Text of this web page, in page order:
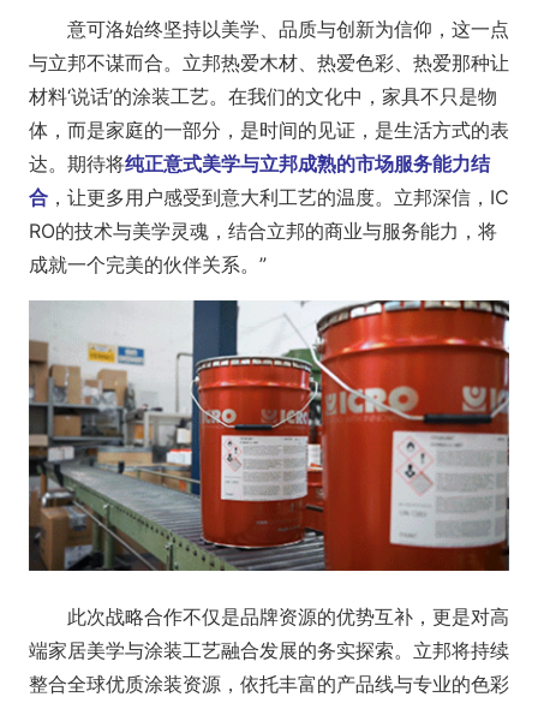
意可洛始终坚持以美学、品质与创新为信仰，这一点
与立邦不谋而合。立邦热爱木材、热爱色彩、热爱那种让
材料‘说话’的涂装工艺。在我们的文化中，家具不只是物
体，而是家庭的一部分，是时间的见证，是生活方式的表
达。期待将纯正意式美学与立邦成熟的市场服务能力结
合 ，让更多用户感受到意大利工艺的温度。 立邦深信，IC
RO的技术与美学灵魂，结合立邦的商业与服务能力，将
成就一个完美的伙伴关系。”
此次战略合作不仅是品牌资源的优势互补，更是对高
端家居美学与涂装工艺融合发展的务实探索。立邦将持续
整合全球优质涂装资源，依托丰富的产品线与专业的色彩